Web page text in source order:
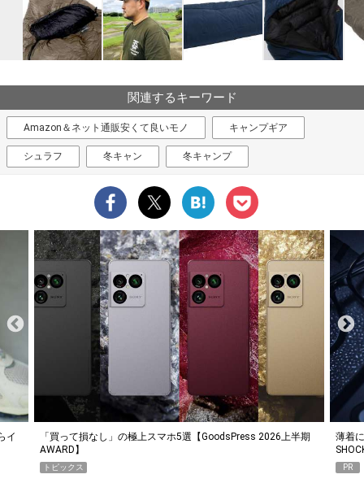
関連するキーワード
Amazon＆ネット通販安くて良いモノ キャンプギア
シュラフ 冬キャン 冬キャンプ
イ
「買って損なし」の極上スマホ5選【GoodsPress 2026上半期
AWARD】
トピックス
薄着
PR